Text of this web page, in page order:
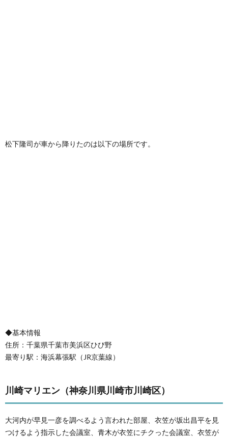
松下隆司が車から降りたのは以下の場所です。
◆基本情報
住所：千葉県千葉市美浜区ひび野
最寄り駅：海浜幕張駅（JR京葉線）
川崎マリエン（神奈川県川崎市川崎区）
大河内が早見一彦を調べるよう言われた部屋、衣笠が坂出昌平を見
つけるよう指示した会議室、青木が衣笠にチクった会議室、衣笠が